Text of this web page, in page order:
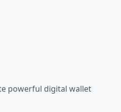
powerful digital wallet